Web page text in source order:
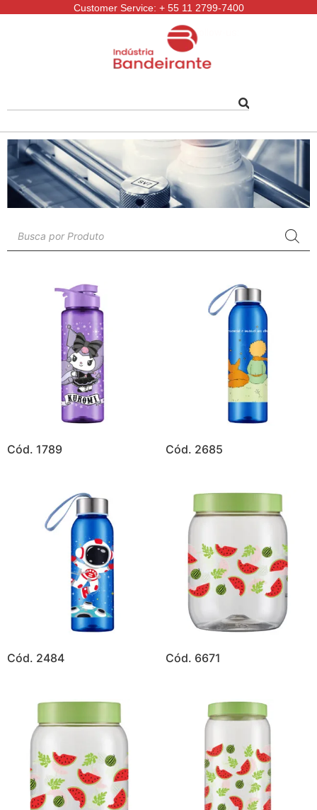
Customer Service: + 55 11 2799-7400
Follow-us:
Cód. 1789 Cód. 2685
Cód. 2484 Cód. 6671